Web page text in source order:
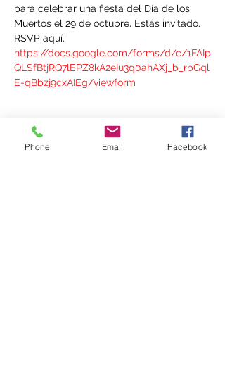
para celebrar una fiesta del Día de los
Muertos el 29 de octubre. Estás invitado.
RSVP aquí.
https://docs.google.com/forms/d/e/1FAIp
QLSfBtjRQ7lEPZ8kA2eIu3q0ahAXj_b_rbGql
E-qBbzj9cxAIEg/viewform
Phone Email Facebook